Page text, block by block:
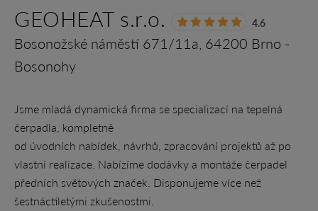
GEOHEAT s.r.o. 4.6
Bosonožské náměstí 671/11a, 64200 Brno -
Bosonohy
Jsme mladá dynamická firma se specializací na tepelná
čerpadla, kompletně
od úvodních nabídek, návrhů, zpracování projektů až po
vlastní realizace. Nabízíme dodávky a montáže čerpadel
předních světových značek. Disponujeme více než
šestnáctiletými zkušenostmi.